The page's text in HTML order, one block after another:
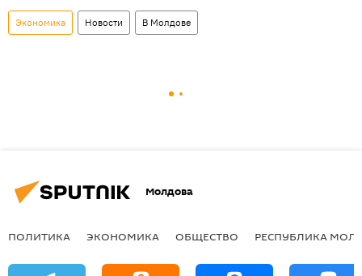
Экономика Новости В Молдове
Молдова
ПОЛИТИКА ЭКОНОМИКА ОБЩЕСТВО РЕСПУБЛИКА